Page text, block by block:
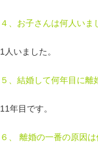
４、お子さんは何人いま
1人いました。
５、結婚して何年目に離
11年目です。
６、 離婚の一番の原因